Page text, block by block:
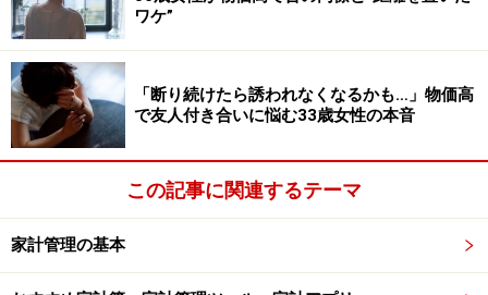
品川駅から使えば何と40％もお得！
みさきまぐろきっぷがどのくらいお得なのか、油壷マリ
ンパークを目的地として計算してみました。
電車 品川駅～三崎口駅 大人930円 小人470円
（片道現金）
バス 三崎口駅～油壷 大人270円 小人140円（片
道現金）
ワケ”
「断り続けたら誘われなくなるかも…」物価高
で友人付き合いに悩む33歳女性の本音
この記事に関連するテーマ
家計管理の基本